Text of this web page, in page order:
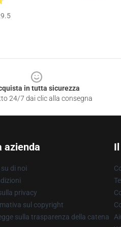
in tutta sicurezza
24/7 dai clic alla consegna
azienda
di noi
privacy
sul copyright
sulla trasparenza della catena